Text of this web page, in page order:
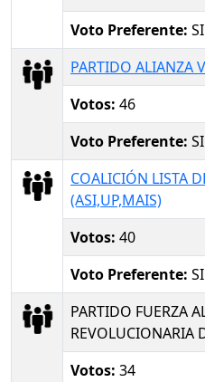
Voto Preferente: SI
PARTIDO ALIANZA
Votos: 46
Voto Preferente: SI
COALICIÓN LISTA
(ASI,UP,MAIS)
Votos: 40
Voto Preferente: SI
PARTIDO FUERZA
REVOLUCIONARIA
Votos: 34